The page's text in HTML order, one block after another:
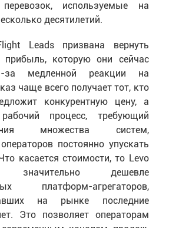
используемые на
десятилетий.
Leads призвана вернуть
прибыль, которую они сейчас
за медленной реакции на
чаще всего получает тот, кто
конкурентную цену, а
процесс, требующий
множества систем,
постоянно упускать
касается стоимости, то Levo
значительно дешевле
платформ-агрегаторов,
на рынке последние
Это позволяет операторам